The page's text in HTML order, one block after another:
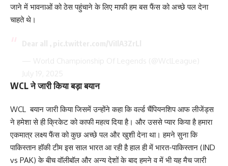
जाने में भावनाओं को ठेस पहुंचाने के लिए माफी हम बस फैंस को अच्छे पल देना
चाहते थे।
WCL ने जारी किया बड़ा बयान
WCL बयान जारी किया जिसमें उन्होंने कहा कि वर्ल्ड चैंपियनशिप आफ लीजेंड्स
ने हमेशा से ही क्रिकेट को काफी महत्व दिया है। और उससे प्यार किया है हमारा
एकमात्र लक्ष्य फैंस को कुछ अच्छे पल और खुशी देना था। हमने सुना कि
पाकिस्तान हॉकी टीम इस साल भारत आ रही है हाल ही में भारत-पाकिस्तान (IND
vs PAK) के बीच वॉलीबॉल और अन्य देशों के बाद हमने व में भी यह मैच जारी